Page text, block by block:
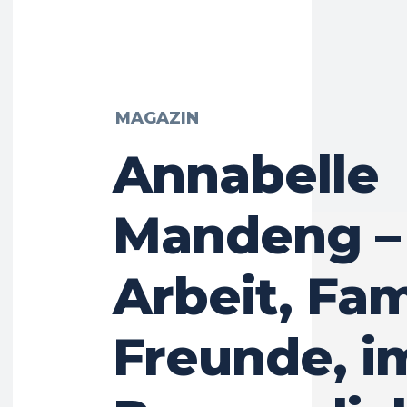
MAGAZIN
Annabelle
Mandeng –
Arbeit,
Freunde,